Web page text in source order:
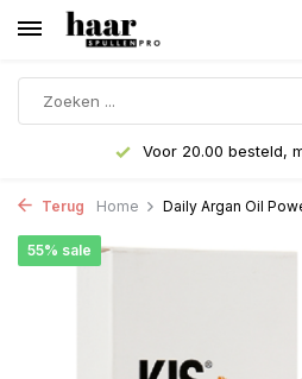
Voor 20.00 besteld,
Terug Home Daily Argan Oil
55% sale